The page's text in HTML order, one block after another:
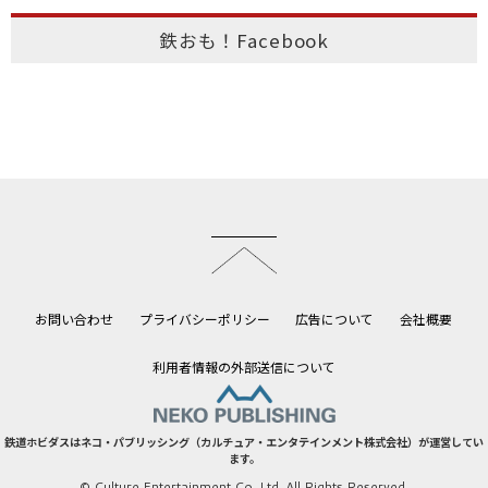
鉄おも！Facebook
お問い合わせ プライバシーポリシー 広告について 会社概要
利用者情報の外部送信について
鉄道ホビダスはネコ・パブリッシング（カルチュア・エンタテインメント株式会社）が運営してい
ます。